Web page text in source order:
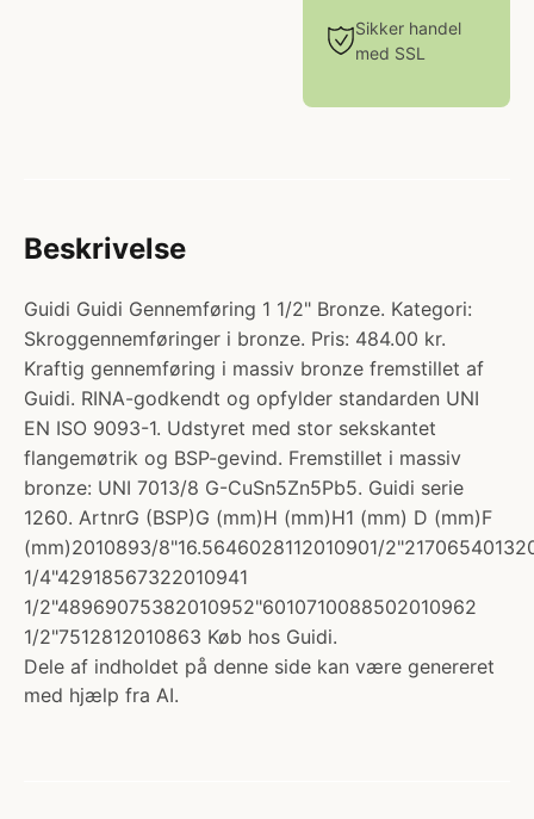
Sikker handel
med SSL
Beskrivelse
Guidi Guidi Gennemføring 1 1/2" Bronze. Kategori:
Skroggennemføringer i bronze. Pris: 484.00 kr.
Kraftig gennemføring i massiv bronze fremstillet af
Guidi. RINA-godkendt og opfylder standarden UNI
EN ISO 9093-1. Udstyret med stor sekskantet
flangemøtrik og BSP-gevind. Fremstillet i massiv
bronze: UNI 7013/8 G-CuSn5Zn5Pb5. Guidi serie
1260. ArtnrG (BSP)G (mm)H (mm)H1 (mm) D (mm)F
(mm)2010893/8"16.5646028112010901/
1/4"42918567322010941
1/2"48969075382010952"6010710088502010962
1/2"7512812010863 Køb hos Guidi.
Dele af indholdet på denne side kan være genereret
med hjælp fra AI.